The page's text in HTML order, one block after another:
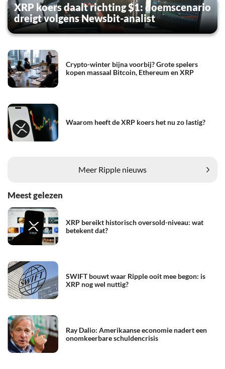
XRP koers daalt richting $1: doemscenario
dreigt volgens Newsbit-analist
Crypto-winter bijna voorbij? Grote spelers
kopen massaal Bitcoin, Ethereum en XRP
Waarom heeft de XRP koers het nu zo lastig?
Meer Ripple nieuws
Meest gelezen
XRP bereikt historisch oversold-niveau: wat
betekent dat?
SWIFT bouwt waar Ripple ooit mee begon: is
XRP nog wel nuttig?
Ray Dalio: Amerikaanse economie nadert een
onomkeerbare schuldencrisis